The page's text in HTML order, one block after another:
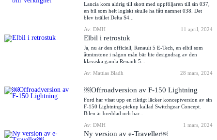
Lancia kom aldrig till skott med uppföljaren till sin 037,
en bil som helt logiskt skulle ha fått namnet 038. Det
blev istället Delta S4...
Av: DMH
11 april, 2024
Elbil i retrostuk
Ja, nu är den officiell, Renault 5 E-Tech, en elbil som
åtminstone i någon mån bär lite designdrag av den
klassiska gamla Renault 5...
Av: Mattias Bladh
28 mars, 2024
￼Offroadversion av F-150 Lightning
Ford har visat upp en riktigt läcker konceptversion av sin
F-150 Lightning-pickup kallad Switchgear Concept.
Bilen är breddad och har...
Av: DMH
1 mars, 2024
Ny version av e-Traveller￼